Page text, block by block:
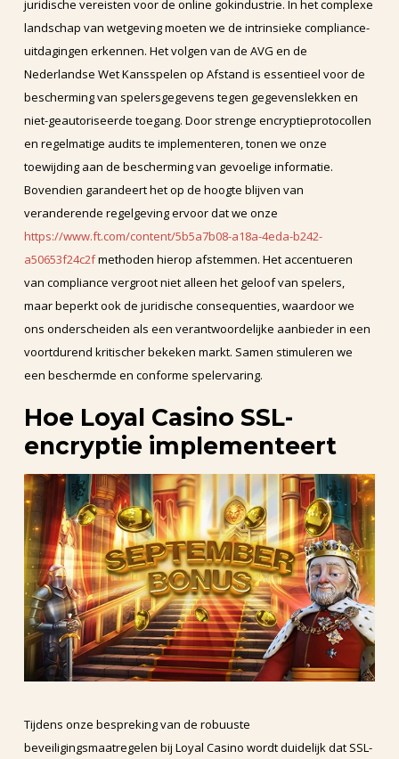
juridische vereisten voor de online gokindustrie. In het complexe
landschap van wetgeving moeten we de intrinsieke compliance-
uitdagingen erkennen. Het volgen van de AVG en de
Nederlandse Wet Kansspelen op Afstand is essentieel voor de
bescherming van spelersgegevens tegen gegevenslekken en
niet-geautoriseerde toegang. Door strenge encryptieprotocollen
en regelmatige audits te implementeren, tonen we onze
toewijding aan de bescherming van gevoelige informatie.
Bovendien garandeert het op de hoogte blijven van
veranderende regelgeving ervoor dat we onze
https://www.ft.com/content/5b5a7b08-a18a-4eda-b242-
a50653f24c2fmethoden hierop afstemmen. Het accentueren
van compliance vergroot niet alleen het geloof van spelers,
maar beperkt ook de juridische consequenties, waardoor we
ons onderscheiden als een verantwoordelijke aanbieder in een
voortdurend kritischer bekeken markt. Samen stimuleren we
een beschermde en conforme spelervaring.
Hoe Loyal Casino SSL-
encryptie implementeert
Tijdens onze bespreking van de robuuste
beveiligingsmaatregelen bij Loyal Casino wordt duidelijk dat SSL-